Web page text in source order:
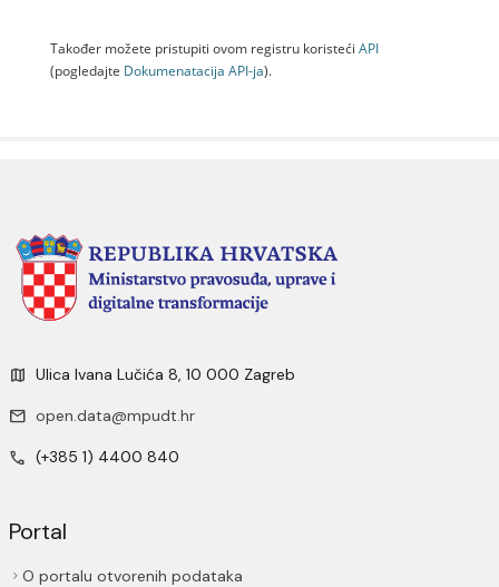
Također možete pristupiti ovom registru koristeći API
(pogledajte Dokumenаtаcijа API-jа).